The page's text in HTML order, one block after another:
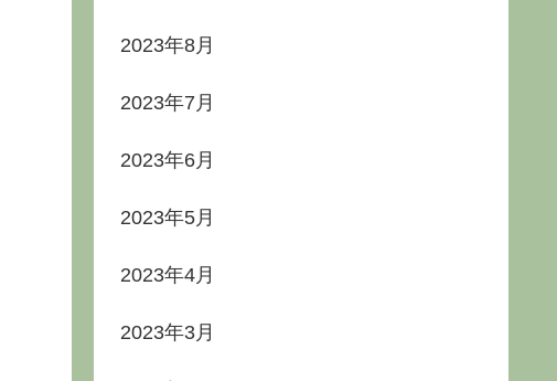
2023年8月
2023年7月
2023年6月
2023年5月
2023年4月
2023年3月